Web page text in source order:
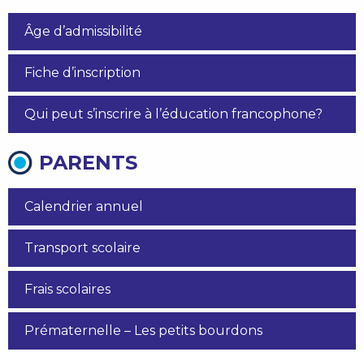
Âge d’admissibilité
Fiche d’inscription
Qui peut s’inscrire à l’éducation francophone?
PARENTS
Calendrier annuel
Transport scolaire
Frais scolaires
Prématernelle – Les petits bourdons